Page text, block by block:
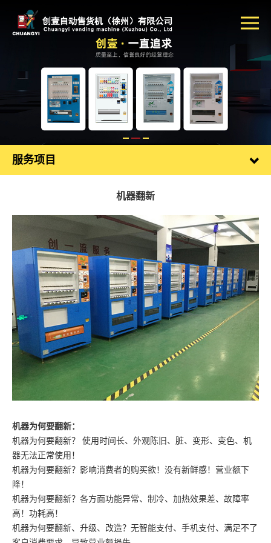
服务项目
机器翻新
机器为何要翻新：
机器为何要翻新？ 使用时间长、外观陈旧、脏、变形、变色、机
器无法正常使用！
机器为何要翻新？影响消费者的购买欲！没有新鲜感！营业额下
降！
机器为何要翻新？各方面功能异常、制冷、加热效果差、故障率
高！功耗高！
机器为何要翻新、升级、改造？无智能支付、手机支付、满足不了